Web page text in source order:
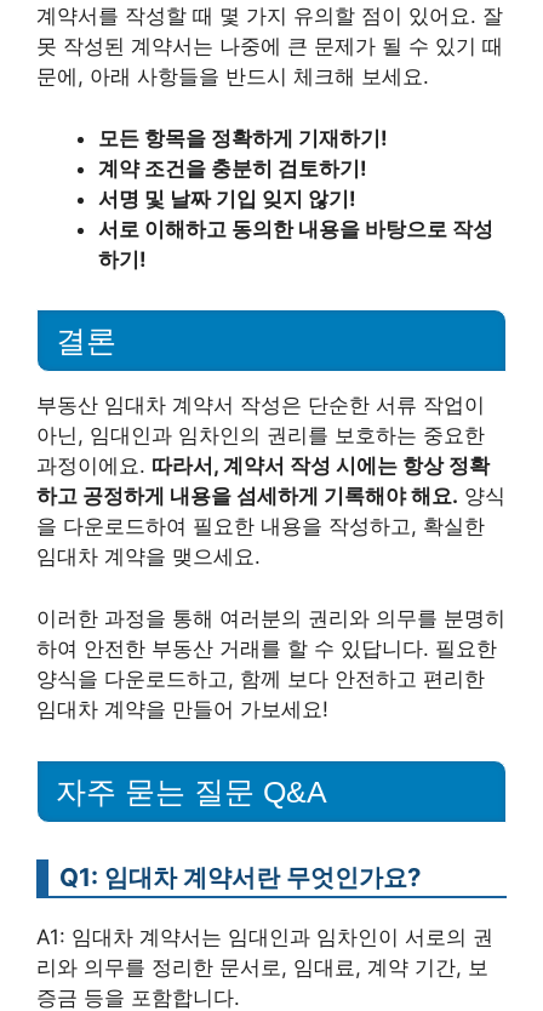
계약서를 작성할 때 몇 가지 유의할 점이 있어요. 잘
못 작성된 계약서는 나중에 큰 문제가 될 수 있기 때
문에, 아래 사항들을 반드시 체크해 보세요.
모든 항목을 정확하게 기재하기!
계약 조건을 충분히 검토하기!
서명 및 날짜 기입 잊지 않기!
서로 이해하고 동의한 내용을 바탕으로 작성
하기!
결론
부동산 임대차 계약서 작성은 단순한 서류 작업이
아닌, 임대인과 임차인의 권리를 보호하는 중요한
과정이에요. 따라서, 계약서 작성 시에는 항상 정확
하고 공정하게 내용을 섬세하게 기록해야 해요. 양식
을 다운로드하여 필요한 내용을 작성하고, 확실한
임대차 계약을 맺으세요.
이러한 과정을 통해 여러분의 권리와 의무를 분명히
하여 안전한 부동산 거래를 할 수 있답니다. 필요한
양식을 다운로드하고, 함께 보다 안전하고 편리한
임대차 계약을 만들어 가보세요!
자주 묻는 질문 Q&A
Q1: 임대차 계약서란 무엇인가요?
A1: 임대차 계약서는 임대인과 임차인이 서로의 권
리와 의무를 정리한 문서로, 임대료, 계약 기간, 보
증금 등을 포함합니다.